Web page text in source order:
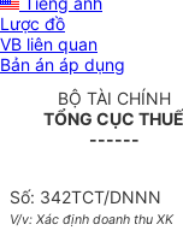
Lược đồ
VB liên quan
Bản án áp dụng
BỘ TÀI CHÍNH
TỔNG CỤC THUẾ
------
Số: 342TCT/DNNN
V/v: Xác định doanh thu XK